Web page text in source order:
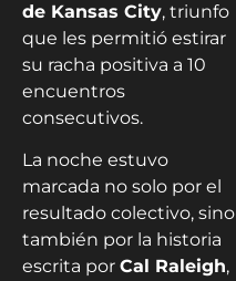
de Kansas City, triunfo
que les permitió estirar
su racha positiva a 10
encuentros
consecutivos.
La noche estuvo
marcada no solo por el
resultado colectivo, sino
también por la historia
escrita por Cal Raleigh,